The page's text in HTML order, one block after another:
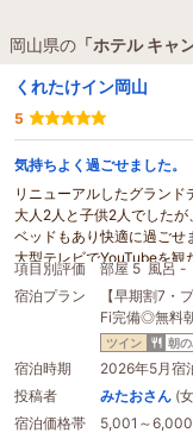
岡山県の 「ホテル キャ
くれたけイン岡山
5
気持ちよく過ごせました。
リニューアルしたグランド
大人2人と子供2人でした
ベッドもあり快適に過ごせ
大型テレビでYouTubeを観
たりして遊んでいました。
ハッピーアワーを無料で楽
きて良かったです。
朝食は、思ったより色々あ
飲み物も色々ありましたが
スタッフの方も皆さん親切
子供がこの
ホテル最高！ま
た利用したいです。この度
項目別評価 部屋 5 風呂 -
宿泊プラン
【早期割7・
Fi完備◎無料
ツイン 朝
宿泊時期
2026年5月宿
投稿者
みたおさん (
宿泊価格帯
5,001～